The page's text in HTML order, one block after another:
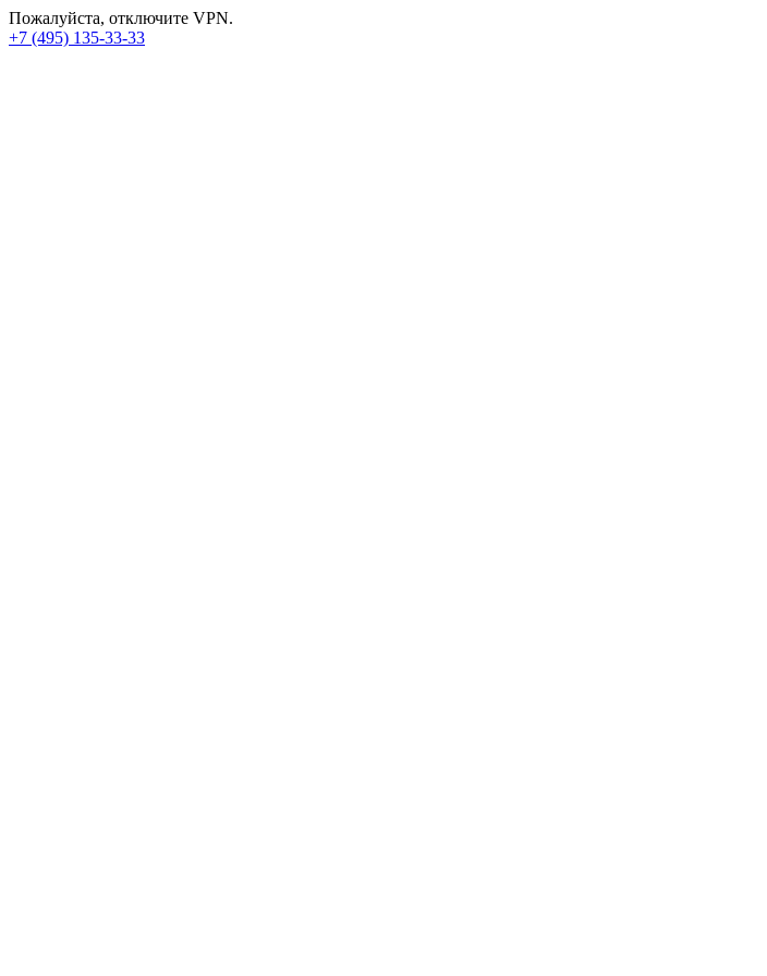
Пожалуйста, отключите VPN.
+7 (495) 135-33-33